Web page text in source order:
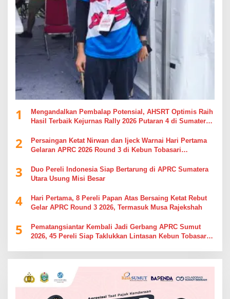
1
Mengandalkan Pembalap Potensial, AHSRT Optimis Raih
Hasil Terbaik Kejurnas Rally 2026 Putaran 4 di Sumatera
2
Persaingan Ketat Nirwan dan Ijeck Warnai Hari Pertama
Gelaran APRC 2026 Round 3 di Kebun Tobasari
3
Duo Pereli Indonesia Siap Bertarung di APRC Sumatera
Utara Usung Misi Besar
4
Hari Pertama, 8 Pereli Papan Atas Bersaing Ketat Rebut
Gelar APRC Round 3 2026, Termasuk Musa Rajekshah
5
Pematangsiantar Kembali Jadi Gerbang APRC Sumut
2026, 45 Pereli Siap Taklukkan Lintasan Kebun Tobasari